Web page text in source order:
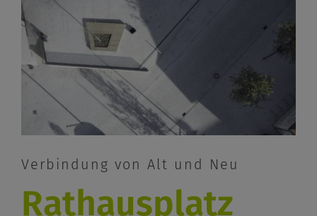
Verbindung von Alt und Neu
Rathausplatz